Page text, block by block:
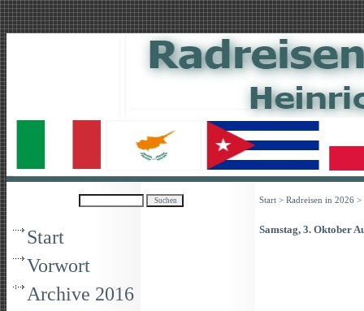
Start
Vorwort
Archive 2016
Start > Radreisen in 2026 >
Samstag, 3. Oktober